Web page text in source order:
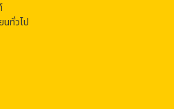
ทั่วไป